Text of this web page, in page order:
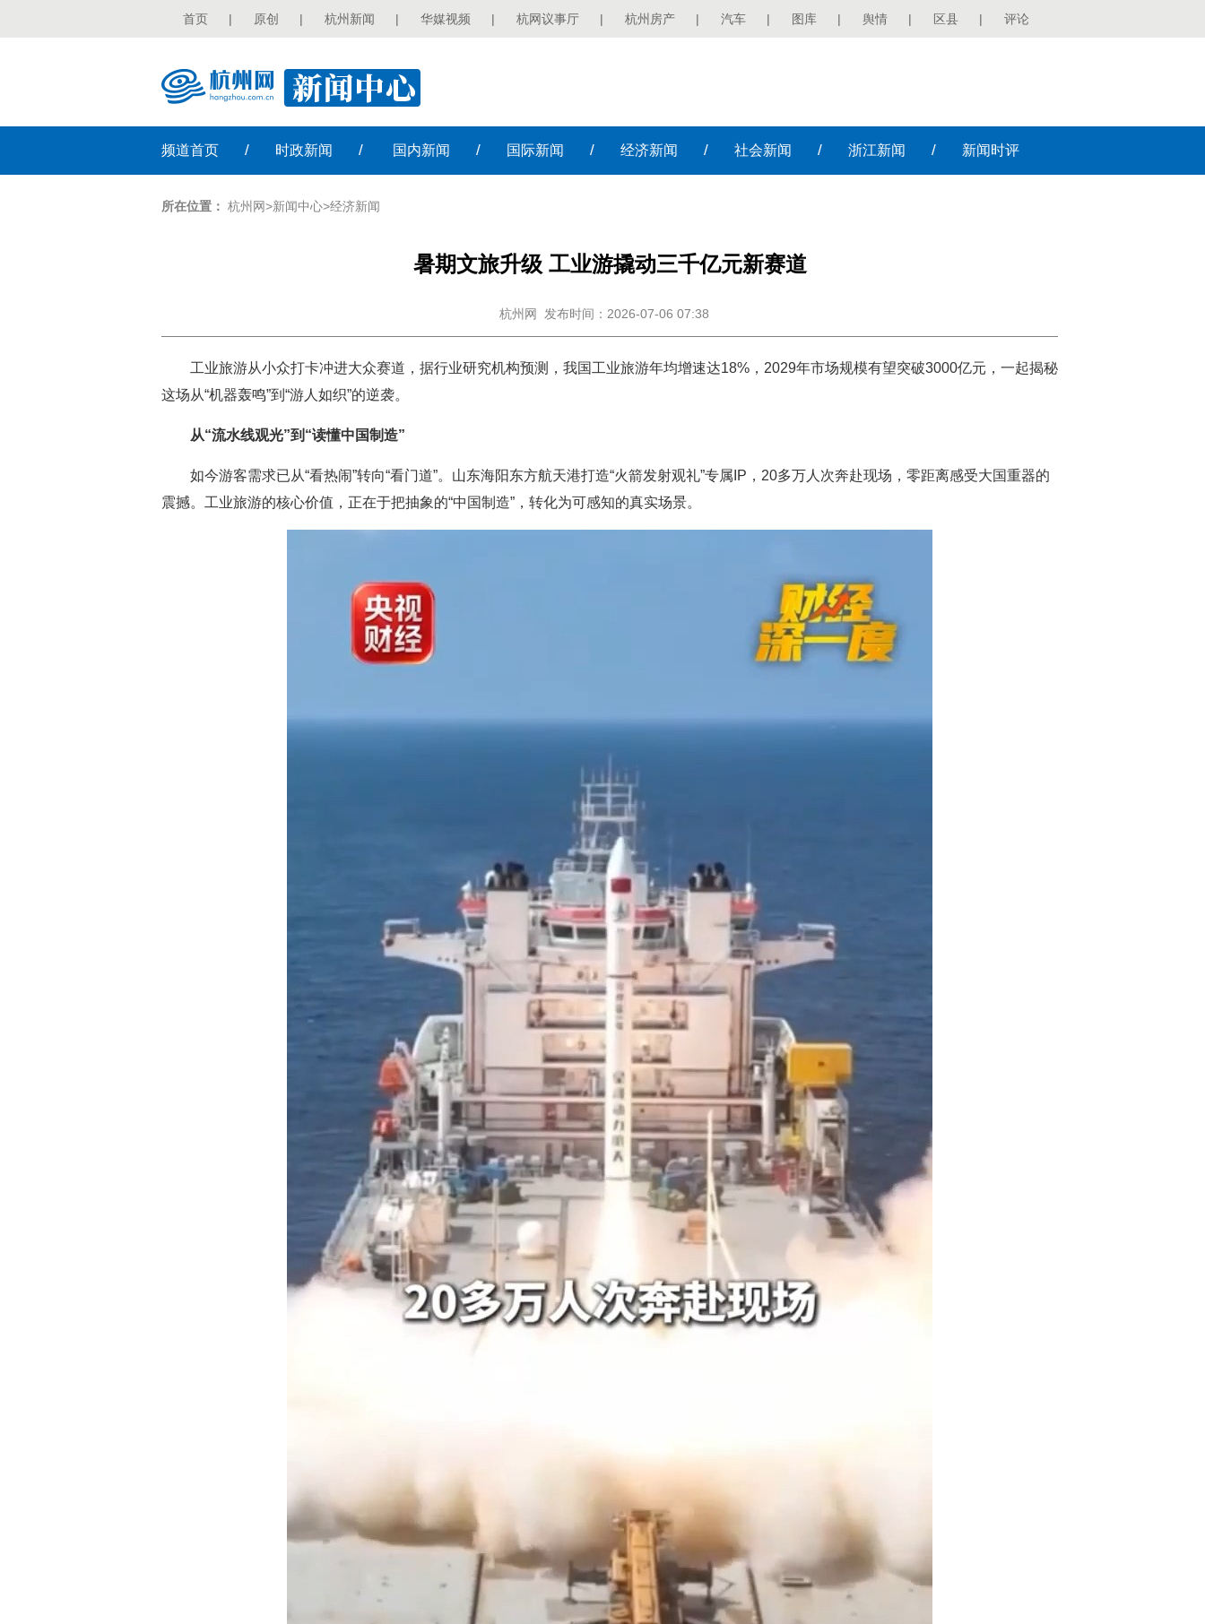
首页 | 原创 | 杭州新闻 | 华媒视频 | 杭网议事厅 | 杭州房产 | 汽车 | 图库 | 舆情 | 区县 | 评论
频道首页 / 时政新闻 / 国内新闻 / 国际新闻 / 经济新闻 / 社会新闻 / 浙江新闻 / 新闻时评
所在位置： 杭州网>新闻中心>经济新闻
暑期文旅升级 工业游撬动三千亿元新赛道
杭州网 发布时间：2026-07-06 07:38
工业旅游从小众打卡冲进大众赛道，据行业研究机构预测，我国工业旅游年均增速达18%，2029年市场规模有望突破3000亿元，一起揭秘
这场从“机器轰鸣”到“游人如织”的逆袭。
从“流水线观光”到“读懂中国制造”
如今游客需求已从“看热闹”转向“看门道”。山东海阳东方航天港打造“火箭发射观礼”专属IP，20多万人次奔赴现场，零距离感受大国重器的
震撼。工业旅游的核心价值，正在于把抽象的“中国制造”，转化为可感知的真实场景。